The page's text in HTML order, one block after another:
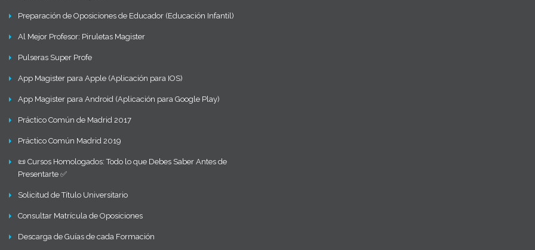
Preparación de Oposiciones de Educador (Educación Infantil)
Al Mejor Profesor: Piruletas Magister
Pulseras Super Profe
App Magister para Apple (Aplicación para IOS)
App Magister para Android (Aplicación para Google Play)
Práctico Común de Madrid 2017
Práctico Común Madrid 2019
📜 Cursos Homologados: Todo lo que Debes Saber Antes de
Presentarte ✅
Solicitud de Título Universitario
Consultar Matrícula de Oposiciones
Descarga de Guías de cada Formación